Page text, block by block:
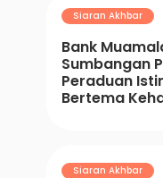
Siaran Akhbar
Bank
Sumbangan
Peraduan
Bertema
Siaran Akhbar